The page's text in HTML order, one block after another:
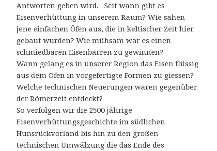
Antworten geben wird. Seit wann gibt es
Eisenverhüttung in unserem Raum? Wie sahen
jene einfachen Öfen aus, die in keltischer Zeit hier
gebaut wurden? Wie mühsam war es einen
schmiedbaren Eisenbarren zu gewinnen?
Wann gelang es in unserer Region das Eisen flüssig
aus dem Ofen in vorgefertigte Formen zu giessen?
Welche technischen Neuerungen waren gegenüber
der Römerzeit entdeckt?
So verfolgen wir die 2500 jährige
Eisenverhüttungsgeschichte im südlichen
Hunsrückvorland bis hin zu den großen
technischen Umwälzung die das Ende des